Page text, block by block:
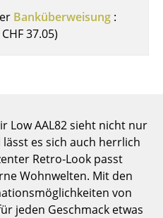
Banküberweisung :
CHF 37.05)
Low AAL82 sieht nicht nur
es sich auch herrlich
Retro-Look passt
Wohnwelten. Mit den
von
jeden Geschmack etwas